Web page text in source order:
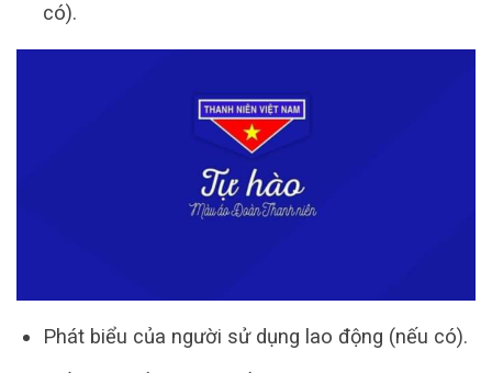
có).
Phát biểu của người sử dụng lao động (nếu có).